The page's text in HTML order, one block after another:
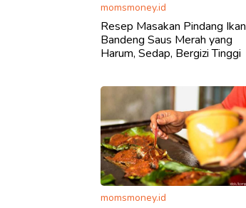
momsmoney.id
Resep Masakan Pindang Ikan
Bandeng Saus Merah yang
Harum, Sedap, Bergizi Tinggi
momsmoney.id